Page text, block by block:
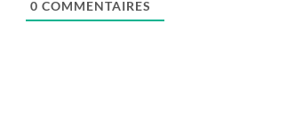
0 COMMENTAIRES